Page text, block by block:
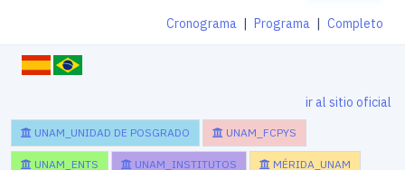
Cronograma Programa Completo
ir al sitio oficial
UNAM_UNIDAD DE POSGRADO UNAM_FCPYS
UNAM_ENTS UNAM_INSTITUTOS MÉRIDA_UNAM